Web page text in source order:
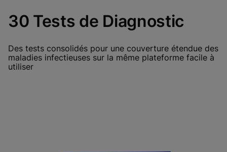
30 Tests de Diagnostic
Des tests consolidés pour une couverture étendue des
maladies infectieuses sur la même plateforme facile à
utiliser